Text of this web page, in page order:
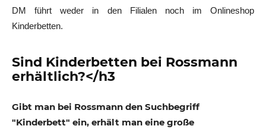
DM führt weder in den Filialen noch im Onlineshop
Kinderbetten.
Sind Kinderbetten bei Rossmann
erhältlich?</h3
Gibt man bei Rossmann den Suchbegriff
"Kinderbett" ein, erhält man eine große